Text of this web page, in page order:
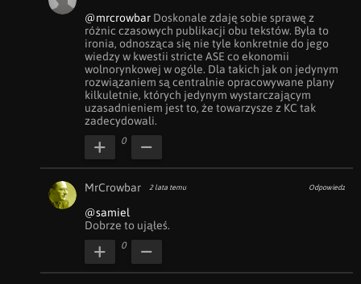
@mrcrowbar Doskonale zdaję sobie sprawę z
różnic czasowych publikacji obu tekstów. Była to
ironia, odnosząca się nie tyle konkretnie do jego
wiedzy w kwestii stricte ASE co ekonomii
wolnorynkowej w ogóle. Dla takich jak on jedynym
rozwiązaniem są centralnie opracowywane plany
kilkuletnie, których jedynym wystarczającym
uzasadnieniem jest to, że towarzysze z KC tak
zadecydowali.
0
MrCrowbar 2 lata temu Odpowiedz
@samiel
Dobrze to ująłeś.
0